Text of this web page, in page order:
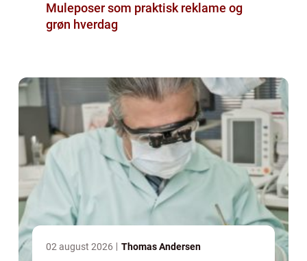
Muleposer som praktisk reklame og
grøn hverdag
02 august 2026 Thomas Andersen